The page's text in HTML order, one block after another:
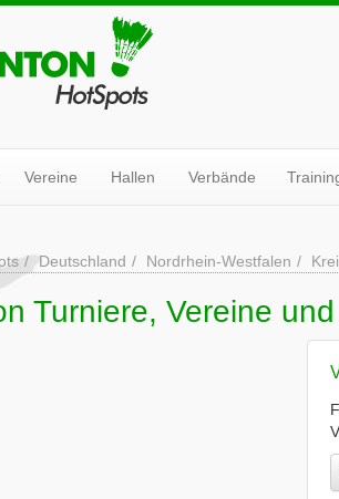
Vereine Hallen Verbände
Deutschland Nordrhein-Westfalen
Turniere, Vereine